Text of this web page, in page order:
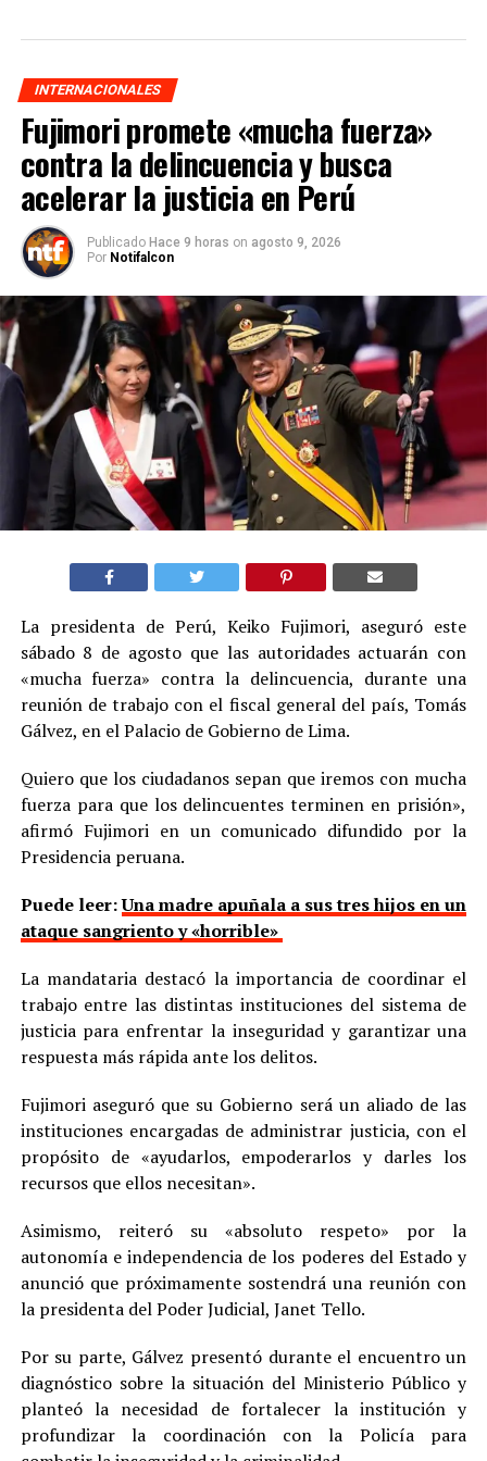
INTERNACIONALES
Fujimori promete «mucha fuerza»
contra la delincuencia y busca
acelerar la justicia en Perú
Publicado Hace 9 horas on agosto 9, 2026
Por Notifalcon
La presidenta de Perú, Keiko Fujimori, aseguró este
sábado 8 de agosto que las autoridades actuarán con
«mucha fuerza» contra la delincuencia, durante una
reunión de trabajo con el fiscal general del país, Tomás
Gálvez, en el Palacio de Gobierno de Lima.
Quiero que los ciudadanos sepan que iremos con mucha
fuerza para que los delincuentes terminen en prisión»,
afirmó Fujimori en un comunicado difundido por la
Presidencia peruana.
Puede leer:Una madre apuñala a sus tres hijos en un
ataque sangriento y «horrible»
La mandataria destacó la importancia de coordinar el
trabajo entre las distintas instituciones del sistema de
justicia para enfrentar la inseguridad y garantizar una
respuesta más rápida ante los delitos.
Fujimori aseguró que su Gobierno será un aliado de las
instituciones encargadas de administrar justicia, con el
propósito de «ayudarlos, empoderarlos y darles los
recursos que ellos necesitan».
Asimismo, reiteró su «absoluto respeto» por la
autonomía e independencia de los poderes del Estado y
anunció que próximamente sostendrá una reunión con
la presidenta del Poder Judicial, Janet Tello.
Por su parte, Gálvez presentó durante el encuentro un
diagnóstico sobre la situación del Ministerio Público y
planteó la necesidad de fortalecer la institución y
profundizar la coordinación con la Policía para